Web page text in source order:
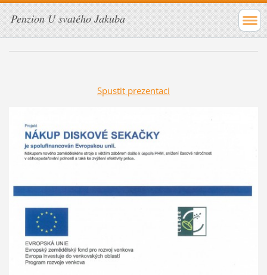
Penzion U svatého Jakuba
Spustit prezentaci